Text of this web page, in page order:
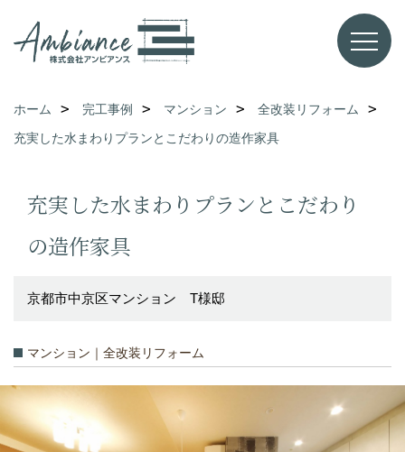
ホーム 完工事例 マンション
全改装リフォーム
充実した水まわりプランとこだわりの造作家具
充実した水まわりプランとこだわり
の造作家具
京都市中京区マンション T様邸
マンション｜全改装リフォーム